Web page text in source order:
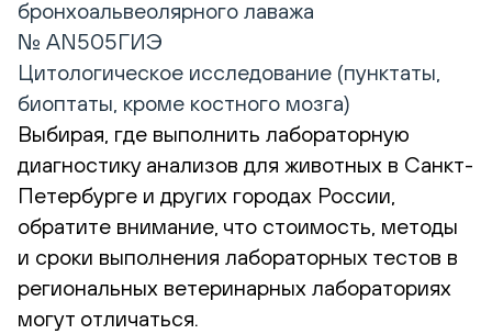
бронхоальвеолярного лаважа
№ AN505ГИЭ
Цитологическое исследование (пунктаты,
биоптаты, кроме костного мозга)
Выбирая, где выполнить лабораторную
диагностику анализов для животных в Санкт-
Петербурге и других городах России,
обратите внимание, что стоимость, методы
и сроки выполнения лабораторных тестов в
региональных ветеринарных лабораториях
могут отличаться.